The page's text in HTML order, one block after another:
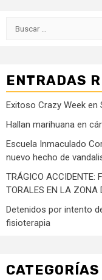
Buscar:
ENTRADAS
Exitoso Crazy Week en
Hallan marihuana en
Escuela Inmaculado
nuevo hecho de
TRÁGICO ACCIDENTE:
TORALES EN LA ZONA
Detenidos por intento
fisioterapia
CATEGORÍAS